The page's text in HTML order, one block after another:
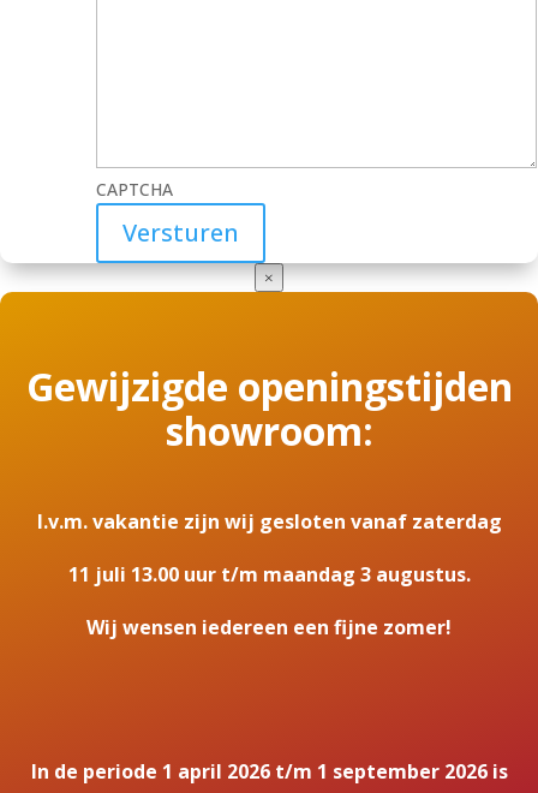
CAPTCHA
×
Gewijzigde openingstijden
showroom:
I.v.m. vakantie zijn wij gesloten vanaf zaterdag
11 juli 13.00 uur t/m maandag 3 augustus.
Wij wensen iedereen een fijne zomer!
In de periode 1 april 2026 t/m 1 september 2026 is